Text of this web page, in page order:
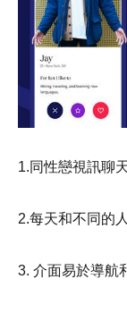
1.同性戀視訊聊
2.每天和不同的
3. 介面易於導航